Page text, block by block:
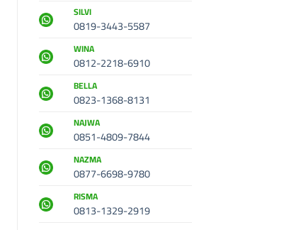
SILVI
0819-3443-5587
WINA
0812-2218-6910
BELLA
0823-1368-8131
NAJWA
0851-4809-7844
NAZMA
0877-6698-9780
RISMA
0813-1329-2919